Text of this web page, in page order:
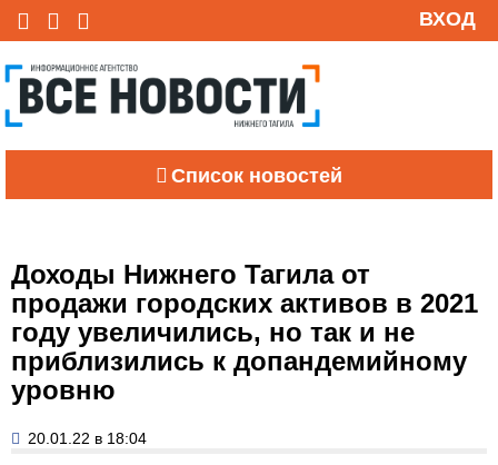
ВХОД
Список новостей
Доходы Нижнего Тагила от
продажи городских активов в 2021
году увеличились, но так и не
приблизились к допандемийному
уровню
20.01.22 в 18:04